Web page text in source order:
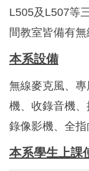
L505及L507等
間教室皆備有
本系設備
無線麥克風、
機、收錄音機、
錄像影機、全指
本系學生上課